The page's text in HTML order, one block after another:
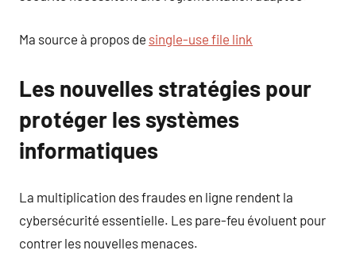
Ma source à propos de single-use file link
Les nouvelles stratégies pour
protéger les systèmes
informatiques
La multiplication des fraudes en ligne rendent la
cybersécurité essentielle. Les pare-feu évoluent pour
contrer les nouvelles menaces.